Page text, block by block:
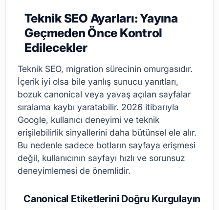
Teknik SEO Ayarları: Yayına
Geçmeden Önce Kontrol
Edilecekler
Teknik SEO, migration sürecinin omurgasıdır.
İçerik iyi olsa bile yanlış sunucu yanıtları,
bozuk canonical veya yavaş açılan sayfalar
sıralama kaybı yaratabilir. 2026 itibarıyla
Google, kullanıcı deneyimi ve teknik
erişilebilirlik sinyallerini daha bütünsel ele alır.
Bu nedenle sadece botların sayfaya erişmesi
değil, kullanıcının sayfayı hızlı ve sorunsuz
deneyimlemesi de önemlidir.
Canonical Etiketlerini Doğru Kurgulayın